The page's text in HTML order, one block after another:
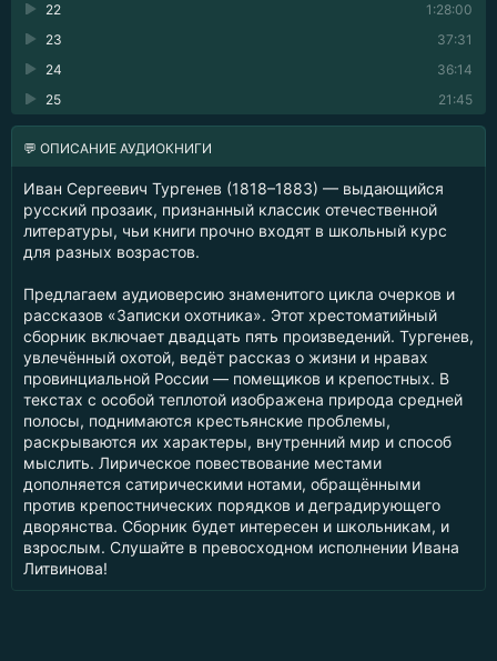
1:28:00
22
37:31
23
36:14
24
21:45
25
💬 ОПИСАНИЕ АУДИОКНИГИ
Иван Сергеевич Тургенев (1818–1883) — выдающийся
русский прозаик, признанный классик отечественной
литературы, чьи книги прочно входят в школьный курс
для разных возрастов.
Предлагаем аудиоверсию знаменитого цикла очерков и
рассказов «Записки охотника». Этот хрестоматийный
сборник включает двадцать пять произведений. Тургенев,
увлечённый охотой, ведёт рассказ о жизни и нравах
провинциальной России — помещиков и крепостных. В
текстах с особой теплотой изображена природа средней
полосы, поднимаются крестьянские проблемы,
раскрываются их характеры, внутренний мир и способ
мыслить. Лирическое повествование местами
дополняется сатирическими нотами, обращёнными
против крепостнических порядков и деградирующего
дворянства. Сборник будет интересен и школьникам, и
взрослым. Слушайте в превосходном исполнении Ивана
Литвинова!